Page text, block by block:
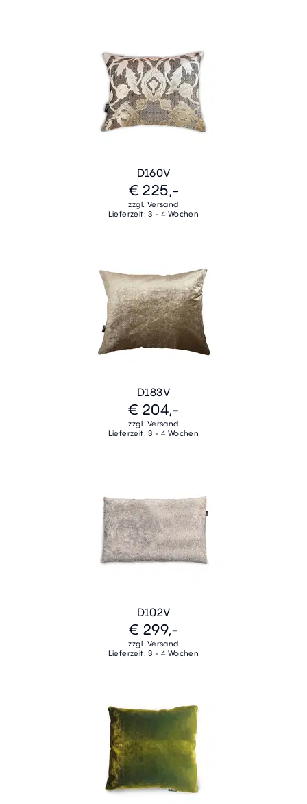
D160V
€ 225,-
zzgl. Versand
Lieferzeit: 3 - 4 Wochen
D183V
€ 204,-
zzgl. Versand
Lieferzeit: 3 - 4 Wochen
D102V
€ 299,-
zzgl. Versand
Lieferzeit: 3 - 4 Wochen